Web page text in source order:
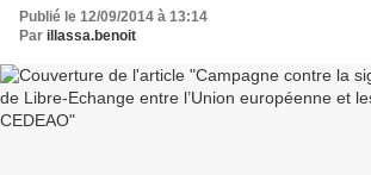
Publié le 12/09/2014 à 13:14
Par illassa.benoit